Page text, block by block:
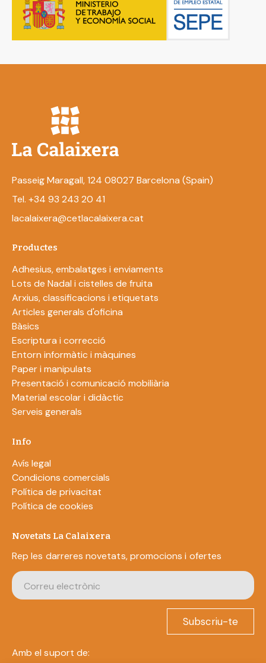
Passeig Maragall, 124 08027 Barcelona (Spain)
Tel. +34 93 243 20 41
lacalaixera@cetlacalaixera.cat
Productes
Adhesius, embalatges i enviaments
Lots de Nadal i cistelles de fruita
Arxius, classificacions i etiquetats
Articles generals d'oficina
Bàsics
Escriptura i correcció
Entorn informàtic i màquines
Paper i manipulats
Presentació i comunicació mobiliària
Material escolar i didàctic
Serveis generals
Info
Avís legal
Condicions comercials
Política de privacitat
Política de cookies
Novetats La Calaixera
Rep les darreres novetats, promocions i ofertes
Subscriu-te
Amb el suport de: